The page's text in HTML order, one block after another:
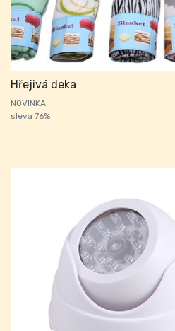
Hřejivá deka
NOVINKA
sleva 76%